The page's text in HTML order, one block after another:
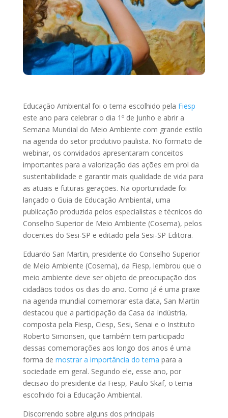
Educação Ambiental foi o tema escolhido pela Fiesp
este ano para celebrar o dia 1º de Junho e abrir a
Semana Mundial do Meio Ambiente com grande estilo
na agenda do setor produtivo paulista. No formato de
webinar, os convidados apresentaram conceitos
importantes para a valorização das ações em prol da
sustentabilidade e garantir mais qualidade de vida para
as atuais e futuras gerações. Na oportunidade foi
lançado o Guia de Educação Ambiental, uma
publicação produzida pelos especialistas e técnicos do
Conselho Superior de Meio Ambiente (Cosema), pelos
docentes do Sesi-SP e editado pela Sesi-SP Editora.
Eduardo San Martin, presidente do Conselho Superior
de Meio Ambiente (Cosema), da Fiesp, lembrou que o
meio ambiente deve ser objeto de preocupação dos
cidadãos todos os dias do ano. Como já é uma praxe
na agenda mundial comemorar esta data, San Martin
destacou que a participação da Casa da Indústria,
composta pela Fiesp, Ciesp, Sesi, Senai e o Instituto
Roberto Simonsen, que também tem participado
dessas comemorações aos longo dos anos é uma
forma de mostrar a importância do tema para a
sociedade em geral. Segundo ele, esse ano, por
decisão do presidente da Fiesp, Paulo Skaf, o tema
escolhido foi a Educação Ambiental.
Discorrendo sobre alguns dos principais